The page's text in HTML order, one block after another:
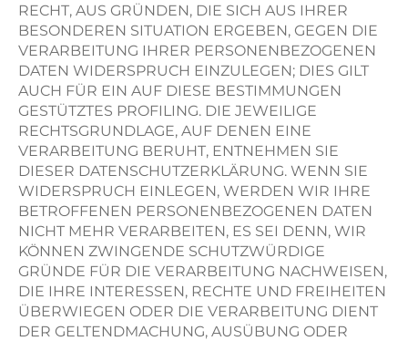
RECHT, AUS GRÜNDEN, DIE SICH AUS IHRER
BESONDEREN SITUATION ERGEBEN, GEGEN DIE
VERARBEITUNG IHRER PERSONENBEZOGENEN
DATEN WIDERSPRUCH EINZULEGEN; DIES GILT
AUCH FÜR EIN AUF DIESE BESTIMMUNGEN
GESTÜTZTES PROFILING. DIE JEWEILIGE
RECHTSGRUNDLAGE, AUF DENEN EINE
VERARBEITUNG BERUHT, ENTNEHMEN SIE
DIESER DATENSCHUTZERKLÄRUNG. WENN SIE
WIDERSPRUCH EINLEGEN, WERDEN WIR IHRE
BETROFFENEN PERSONENBEZOGENEN DATEN
NICHT MEHR VERARBEITEN, ES SEI DENN, WIR
KÖNNEN ZWINGENDE SCHUTZWÜRDIGE
GRÜNDE FÜR DIE VERARBEITUNG NACHWEISEN,
DIE IHRE INTERESSEN, RECHTE UND FREIHEITEN
ÜBERWIEGEN ODER DIE VERARBEITUNG DIENT
DER GELTENDMACHUNG, AUSÜBUNG ODER